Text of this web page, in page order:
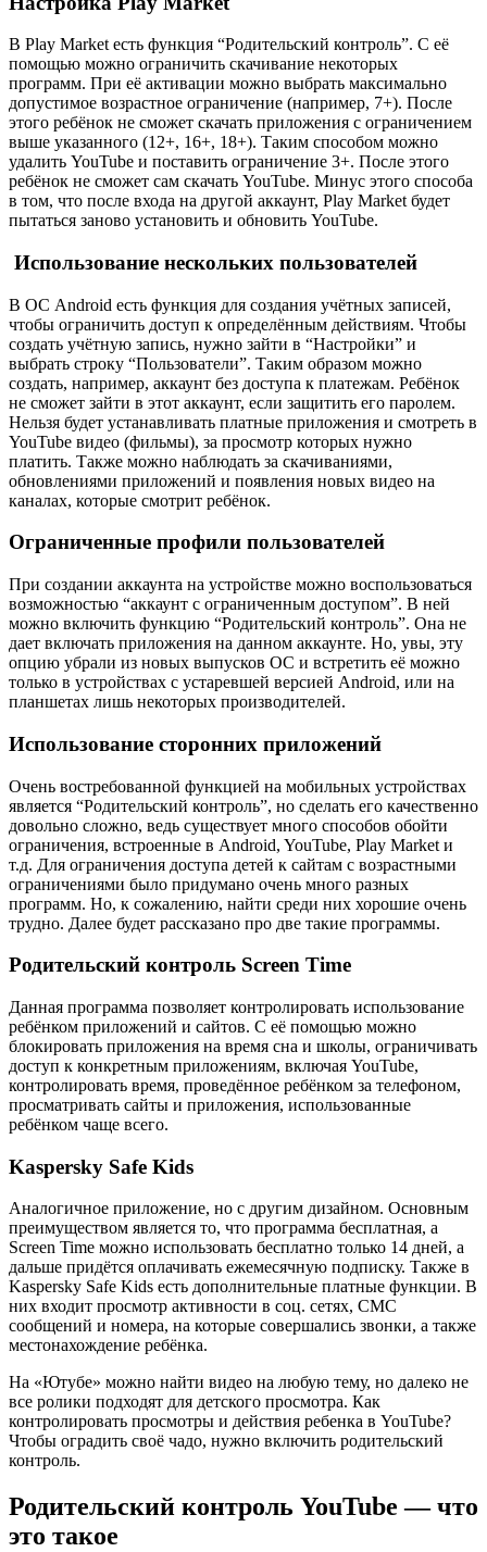
В Play Market есть функция “Родительский контроль”. С её
помощью можно ограничить скачивание некоторых
программ. При её активации можно выбрать максимально
допустимое возрастное ограничение (например, 7+). После
этого ребёнок не сможет скачать приложения с ограничением
выше указанного (12+, 16+, 18+). Таким способом можно
удалить YouTube и поставить ограничение 3+. После этого
ребёнок не сможет сам скачать YouTube. Минус этого способа
в том, что после входа на другой аккаунт, Play Market будет
пытаться заново установить и обновить YouTube.
Использование нескольких пользователей
В ОС Android есть функция для создания учётных записей,
чтобы ограничить доступ к определённым действиям. Чтобы
создать учётную запись, нужно зайти в “Настройки” и
выбрать строку “Пользователи”. Таким образом можно
создать, например, аккаунт без доступа к платежам. Ребёнок
не сможет зайти в этот аккаунт, если защитить его паролем.
Нельзя будет устанавливать платные приложения и смотреть в
YouTube видео (фильмы), за просмотр которых нужно
платить. Также можно наблюдать за скачиваниями,
обновлениями приложений и появления новых видео на
каналах, которые смотрит ребёнок.
Ограниченные профили пользователей
При создании аккаунта на устройстве можно воспользоваться
возможностью “аккаунт с ограниченным доступом”. В ней
можно включить функцию “Родительский контроль”. Она не
дает включать приложения на данном аккаунте. Но, увы, эту
опцию убрали из новых выпусков ОС и встретить её можно
только в устройствах с устаревшей версией Android, или на
планшетах лишь некоторых производителей.
Использование сторонних приложений
Очень востребованной функцией на мобильных устройствах
является “Родительский контроль”, но сделать его качественно
довольно сложно, ведь существует много способов обойти
ограничения, встроенные в Android, YouTube, Play Market и
т.д. Для ограничения доступа детей к сайтам с возрастными
ограничениями было придумано очень много разных
программ. Но, к сожалению, найти среди них хорошие очень
трудно. Далее будет рассказано про две такие программы.
Родительский контроль Screen Time
Данная программа позволяет контролировать использование
ребёнком приложений и сайтов. С её помощью можно
блокировать приложения на время сна и школы, ограничивать
доступ к конкретным приложениям, включая YouTube,
контролировать время, проведённое ребёнком за телефоном,
просматривать сайты и приложения, использованные
ребёнком чаще всего.
Kaspersky Safe Kids
Аналогичное приложение, но с другим дизайном. Основным
преимуществом является то, что программа бесплатная, а
Screen Time можно использовать бесплатно только 14 дней, а
дальше придётся оплачивать ежемесячную подписку. Также в
Kaspersky Safe Kids есть дополнительные платные функции. В
них входит просмотр активности в соц. сетях, СМС
сообщений и номера, на которые совершались звонки, а также
местонахождение ребёнка.
На «Ютубе» можно найти видео на любую тему, но далеко не
все ролики подходят для детского просмотра. Как
контролировать просмотры и действия ребенка в YouTube?
Чтобы оградить своё чадо, нужно включить родительский
контроль.
Родительский контроль YouTube — что
это такое